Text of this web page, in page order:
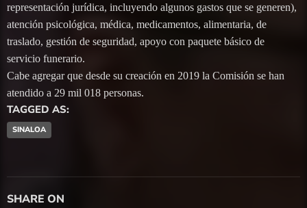
representación jurídica, incluyendo algunos gastos que se generen),
atención psicológica, médica, medicamentos, alimentaria, de
traslado, gestión de seguridad, apoyo con paquete básico de
servicio funerario.
Cabe agregar que desde su creación en 2019 la Comisión se han
atendido a 29 mil 018 personas.
TAGGED AS:
SINALOA
SHARE ON